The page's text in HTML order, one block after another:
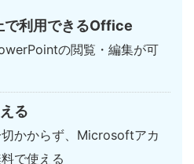
で利用できるOffice
の閲覧・編集が可
る
かからず、Microsoftアカ
で使える